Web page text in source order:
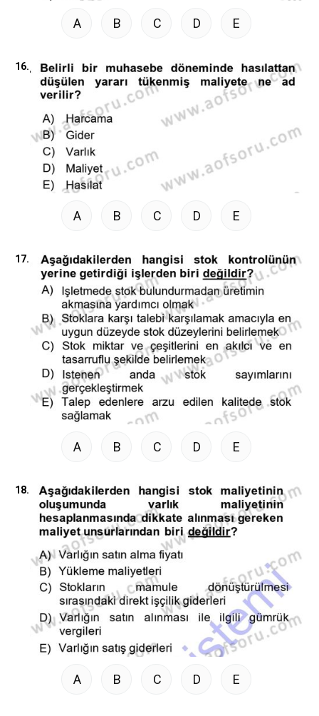
A B C D E
16.
A B C D E
17.
A B C D E
18.
A B C D E